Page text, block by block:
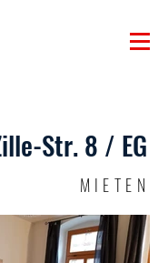
Str. 8 / EG
MIETEN